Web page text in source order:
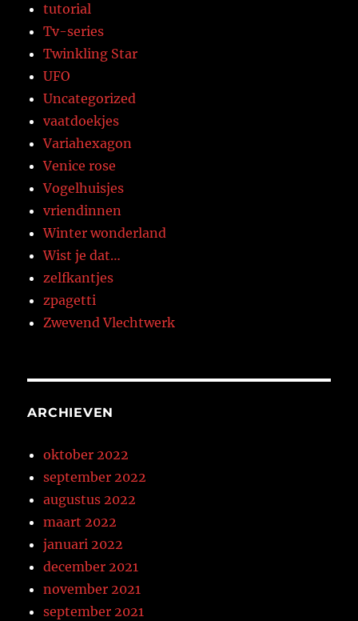
tutorial
Tv-series
Twinkling Star
UFO
Uncategorized
vaatdoekjes
Variahexagon
Venice rose
Vogelhuisjes
vriendinnen
Winter wonderland
Wist je dat…
zelfkantjes
zpagetti
Zwevend Vlechtwerk
ARCHIEVEN
oktober 2022
september 2022
augustus 2022
maart 2022
januari 2022
december 2021
november 2021
september 2021